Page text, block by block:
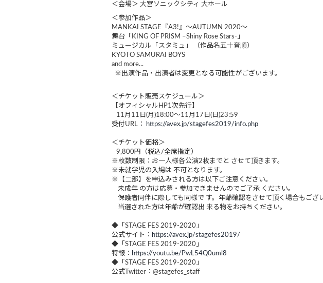
＜会場＞ 大宮ソニックシティ 大ホール
＜参加作品＞
MANKAI STAGE『A3!』～AUTUMN 2020～
舞台「KING OF PRISM –Shiny Rose Stars-」
ミュージカル「スタミュ」 （作品名五十音順）
KYOTO SAMURAI BOYS
and more...
※出演作品・出演者は変更となる可能性がございます。
＜チケット販売スケジュール＞
【オフィシャルHP1次先行】
11月11日(月)18:00～11月17日(日)23:59
受付URL：
https://avex.jp/stagefes2019/info.php
＜チケット価格＞
9,800円（税込/全席指定）
※枚数制限：お一人様各公演2枚までと させて頂きます。
※未就学児の入場は 不可となります。
※【二部】を申込みされる方は以下ご注意ください。
未成年 の方は応募・参加できませんのでご了承 ください。
保護者同伴に際しても同様で す。年齢確認をさせて頂く場合もござ
当選された方は年齢が確認出 来る物をお持ちください。
◆「STAGE FES 2019-2020」
公式サイト： https://avex.jp/stagefes2019/
◆「STAGE FES 2019-2020」
特報： https://youtu.be/PwL54Q0uml8
◆「STAGE FES 2019-2020」
公式Twitter：@stagefes_staff